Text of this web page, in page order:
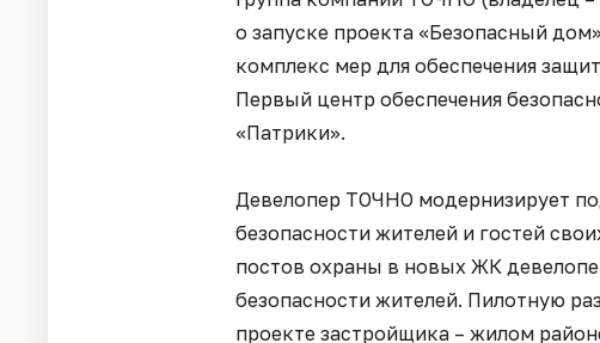
о запуске проекта «Безопасный
комплекс мер для обеспечения
Первый центр обеспечения
«Патрики».
Девелопер ТОЧНО модернизирует
безопасности жителей и гостей
постов охраны в новых ЖК
безопасности жителей. Пилотную
проекте застройщика – жилом